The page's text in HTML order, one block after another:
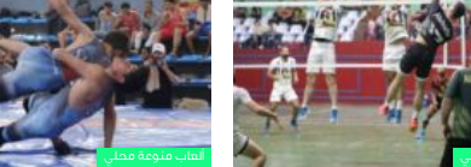
ألعاب منوعة محلي